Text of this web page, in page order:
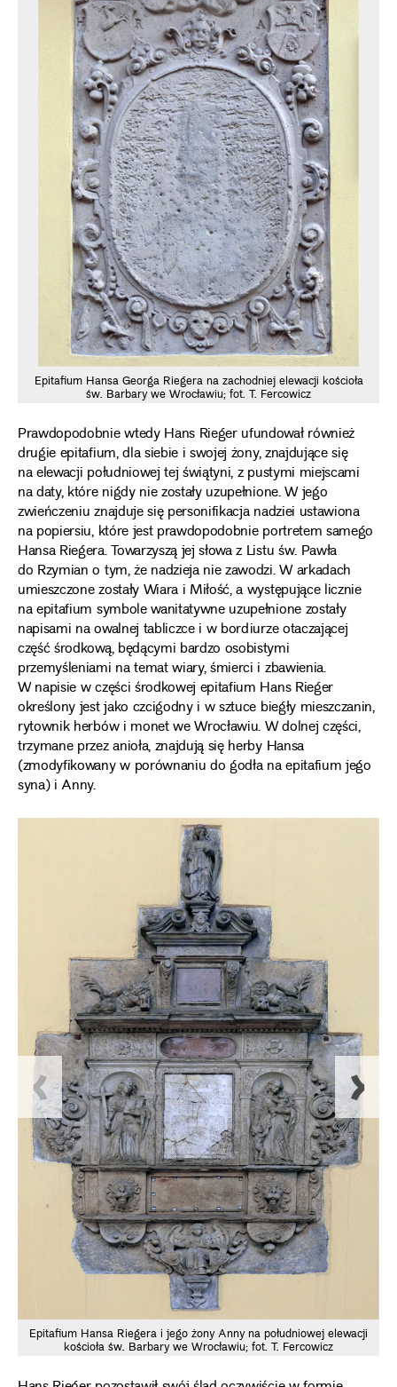
Epitafium Hansa Georga Riegera na zachodniej elewacji kościoła
św. Barbary we Wrocławiu; fot. T. Fercowicz
Prawdopodobnie wtedy Hans Rieger ufundował również
drugie epitafium, dla siebie i swojej żony, znajdujące się
na elewacji południowej tej świątyni, z pustymi miejscami
na daty, które nigdy nie zostały uzupełnione. W jego
zwieńczeniu znajduje się personifikacja nadziei ustawiona
na popiersiu, które jest prawdopodobnie portretem samego
Hansa Riegera. Towarzyszą jej słowa z Listu św. Pawła
do Rzymian o tym, że nadzieja nie zawodzi. W arkadach
umieszczone zostały Wiara i Miłość, a występujące licznie
na epitafium symbole wanitatywne uzupełnione zostały
napisami na owalnej tabliczce i w bordiurze otaczającej
część środkową, będącymi bardzo osobistymi
przemyśleniami na temat wiary, śmierci i zbawienia.
W napisie w części środkowej epitafium Hans Rieger
określony jest jako czcigodny i w sztuce biegły mieszczanin,
rytownik herbów i monet we Wrocławiu. W dolnej części,
trzymane przez anioła, znajdują się herby Hansa
(zmodyfikowany w porównaniu do godła na epitafium jego
syna) i Anny.
Epitafium Hansa Riegera i jego żony Anny na południowej elewacji
kościoła św. Barbary we Wrocławiu; fot. T. Fercowicz